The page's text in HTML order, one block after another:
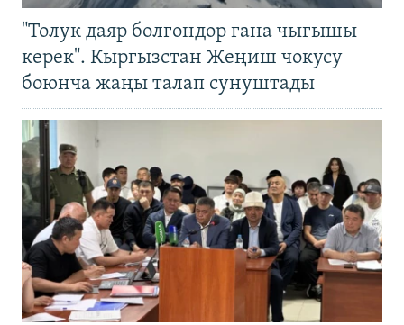
"Толук даяр болгондор гана чыгышы
керек". Кыргызстан Жеңиш чокусу
боюнча жаңы талап сунуштады